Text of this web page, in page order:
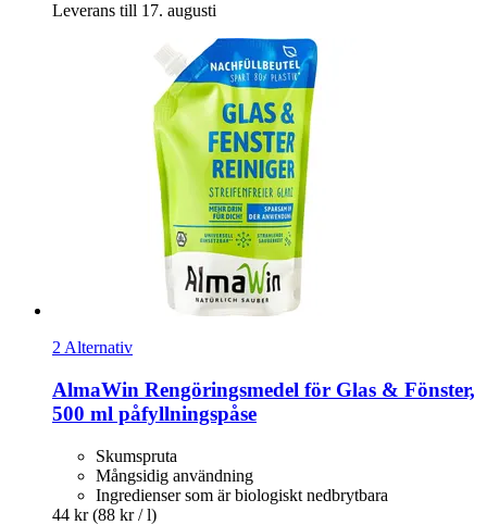
Leverans till 17. augusti
2 Alternativ
AlmaWin Rengöringsmedel för Glas & Fönster,
500 ml påfyllningspåse
Skumspruta
Mångsidig användning
Ingredienser som är biologiskt nedbrytbara
44 kr (88 kr / l)